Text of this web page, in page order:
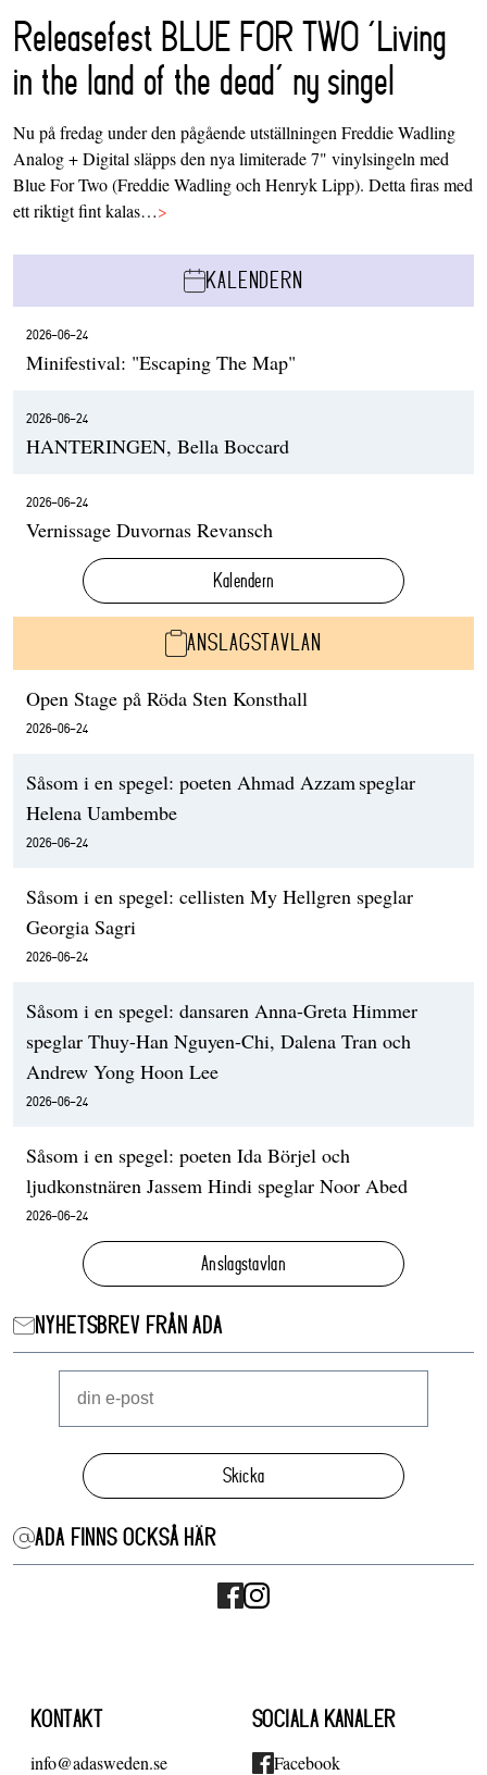
Releasefest BLUE FOR TWO ‘Living
in the land of the dead’ ny singel
Nu på fredag under den pågående utställningen Freddie Wadling
Analog + Digital släpps den nya limiterade 7" vinylsingeln med
Blue For Two (Freddie Wadling och Henryk Lipp). Detta firas med
ett riktigt fint kalas…>
KALENDERN
2026-06-24
Minifestival: "Escaping The Map"
2026-06-24
HANTERINGEN, Bella Boccard
2026-06-24
Vernissage Duvornas Revansch
Kalendern
ANSLAGSTAVLAN
Open Stage på Röda Sten Konsthall
2026-06-24
Såsom i en spegel: poeten Ahmad Azzam speglar
Helena Uambembe
2026-06-24
Såsom i en spegel: cellisten My Hellgren speglar
Georgia Sagri
2026-06-24
Såsom i en spegel: dansaren Anna-Greta Himmer
speglar Thuy-Han Nguyen-Chi, Dalena Tran och
Andrew Yong Hoon Lee
2026-06-24
Såsom i en spegel: poeten Ida Börjel och
ljudkonstnären Jassem Hindi speglar Noor Abed
2026-06-24
Anslagstavlan
NYHETSBREV FRÅN ADA
Skicka
ADA FINNS OCKSÅ HÄR
KONTAKT
info@adasweden.se
SOCIALA KANALER
Facebook